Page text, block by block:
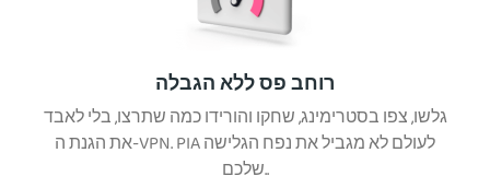
רוחב פס ללא הגבלה
גלשו, צפו בסטרימינג, שחקו והורידו כמה שתרצו, בלי לאבד
את הגנת ה-VPN. PIA לעולם לא מגביל את נפח הגלישה
שלכם..